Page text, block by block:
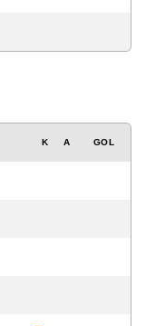
K A GOL